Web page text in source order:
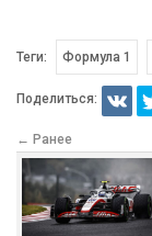
Теги: Формула 1
Поделиться:
← Ранее